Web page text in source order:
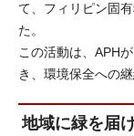
て、フィリピン固
た。
この活動は、APH
き、環境保全への
地域に緑を届